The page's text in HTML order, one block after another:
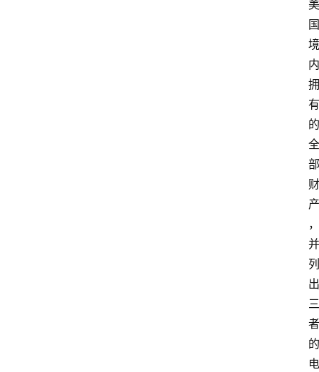
美
国
境
内
拥
有
的
全
部
财
产
，
并
列
出
三
者
的
电